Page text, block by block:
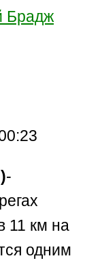
Брадж
-
11 км на
одним